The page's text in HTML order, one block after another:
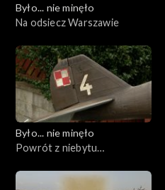
Było... nie minęło
Na odsiecz Warszawie
Było... nie minęło
Powrót z niebytu…